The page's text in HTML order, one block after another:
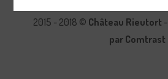
2015 - 2018 © Château Rieutort -
par Comtrast